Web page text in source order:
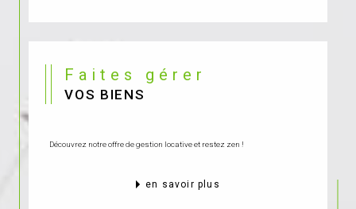
Faites gérer
VOS BIENS
Découvrez notre offre de gestion locative et restez zen !
en savoir plus